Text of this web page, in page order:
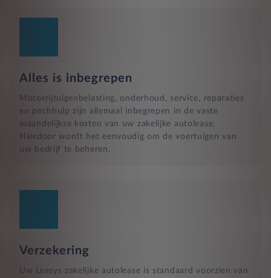
Alles is inbegrepen
Motorrijtuigenbelasting, onderhoud, service, reparaties
en pechhulp zijn allemaal inbegrepen in de vaste
maandelijkse kosten van uw zakelijke autolease.
Hierdoor wordt het eenvoudig om de voertuigen van
uw bedrijf te beheren.
Verzekering
Uw Leasys zakelijke autolease is standaard voorzien van